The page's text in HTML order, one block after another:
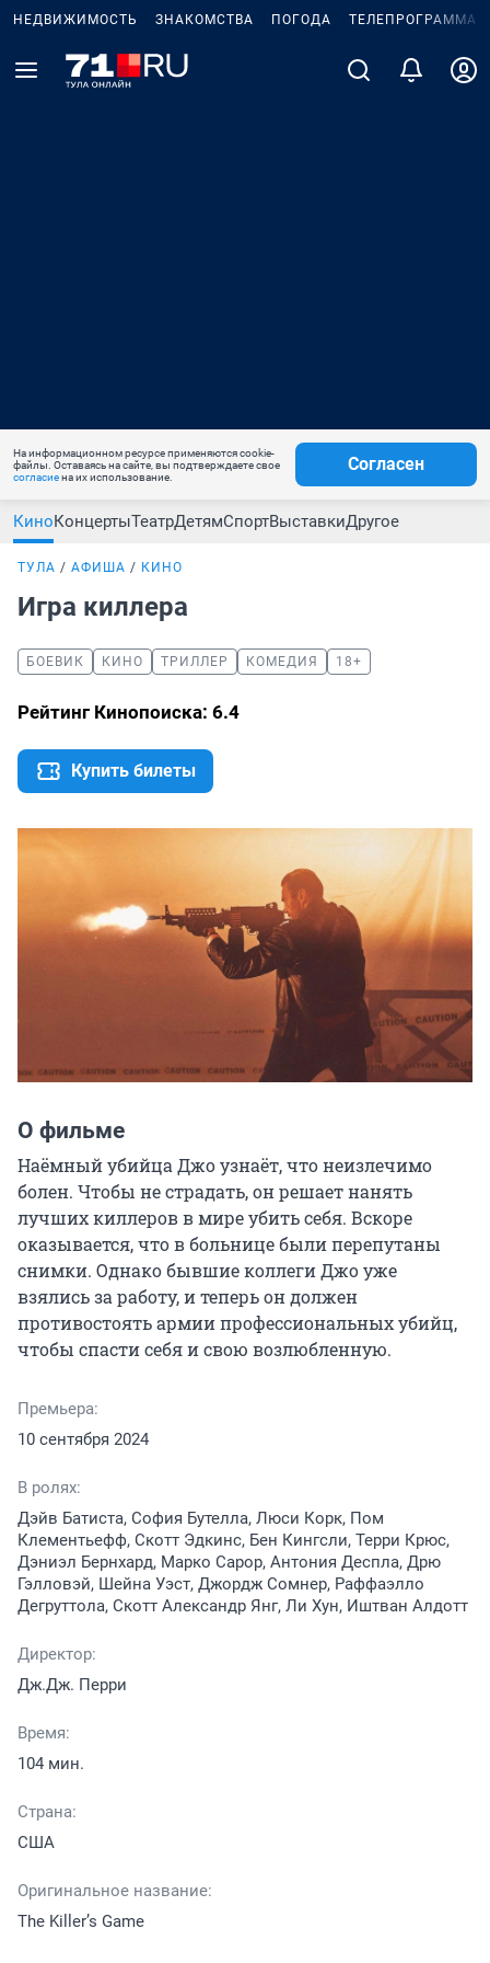
НЕДВИЖИМОСТЬ ЗНАКОМСТВА ПОГОДА ТЕЛЕПРОГРАММА
На информационном ресурсе применяются cookie-
файлы. Оставаясь на сайте, вы подтверждаете свое
согласиена их использование.
Согласен
КиноКонцертыТеатрДетямСпортВыставкиДругое
ТУЛА АФИША КИНО
Игра киллера
БОЕВИК КИНО ТРИЛЛЕР КОМЕДИЯ 18+
Рейтинг Кинопоиска: 6.4
Купить билеты
О фильме
Наёмный убийца Джо узнаёт, что неизлечимо
болен. Чтобы не страдать, он решает нанять
лучших киллеров в мире убить себя. Вскоре
оказывается, что в больнице были перепутаны
снимки. Однако бывшие коллеги Джо уже
взялись за работу, и теперь он должен
противостоять армии профессиональных убийц,
чтобы спасти себя и свою возлюбленную.
Премьера:
10 сентября 2024
В ролях:
Дэйв Батиста, София Бутелла, Люси Корк, Пом
Клементьефф, Скотт Эдкинс, Бен Кингсли, Терри Крюс,
Дэниэл Бернхард, Марко Сарор, Антония Деспла, Дрю
Гэлловэй, Шейна Уэст, Джордж Сомнер, Раффаэлло
Дегруттола, Скотт Александр Янг, Ли Хун, Иштван Алдотт
Директор:
Дж.Дж. Перри
Время:
104 мин.
Страна:
США
Оригинальное название:
The Killer’s Game